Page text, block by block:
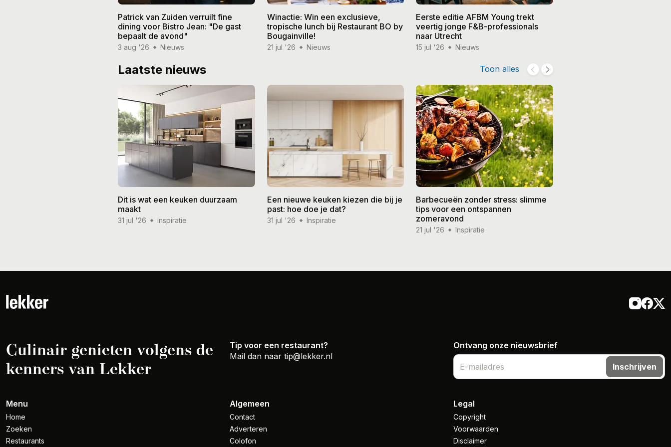
Patrick van Zuiden verruilt fine
dining voor Bistro Jean: "De gast
bepaalt de avond"
3 aug '26 Nieuws
Winactie: Win een exclusieve,
tropische lunch bij Restaurant BO by
Bougainville!
21 jul '26 Nieuws
Eerste editie AFBM Young trekt
veertig jonge F&B-professionals
naar Utrecht
15 jul '26 Nieuws
Laatste nieuws Toon alles
Dit is wat een keuken duurzaam
maakt
31 jul '26 Inspiratie
Een nieuwe keuken kiezen die bij je
past: hoe doe je dat?
31 jul '26 Inspiratie
Barbecueën zonder stress: slimme
tips voor een ontspannen
zomeravond
21 jul '26 Inspiratie
Culinair genieten volgens de
kenners van Lekker
Tip voor een restaurant?
Mail dan naar tip@lekker.nl
Ontvang onze nieuwsbrief
Inschrijven
Menu
Home
Zoeken
Restaurants
Algemeen
Contact
Adverteren
Colofon
Legal
Copyright
Voorwaarden
Disclaimer